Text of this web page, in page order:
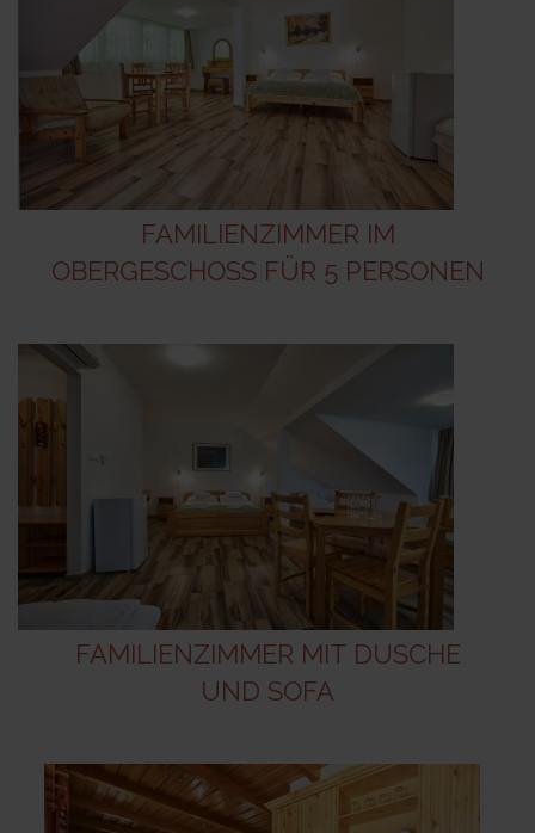
FAMILIENZIMMER IM
OBERGESCHOSS FÜR 5 PERSONEN
FAMILIENZIMMER MIT DUSCHE
UND SOFA